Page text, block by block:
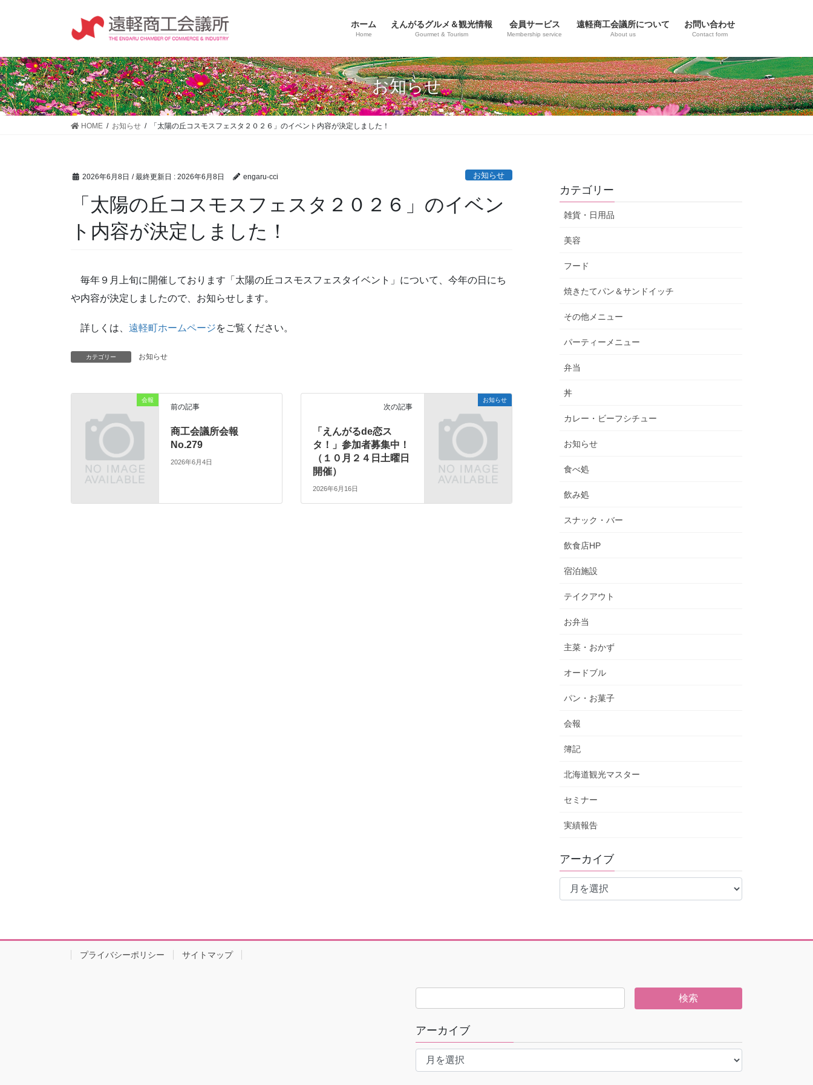
ツ
に
移
動
シ
ョ
ン
に
ホーム
Home
えんがるグルメ＆観光情報
Gourmet & Tourism
会員サービス
Membership service
遠軽商工会議所について
About us
お問い合わせ
Contact form
お知らせ
HOME お知らせ 「太陽の丘コスモスフェスタ２０２６」のイベント内容が決定しました！
2026年6月8日 / 最終更新日 : 2026年6月8日 engaru-cci お知らせ
「太陽の丘コスモスフェスタ２０２６」のイベン
ト内容が決定しました！
毎年９月上旬に開催しております「太陽の丘コスモスフェスタイベント」について、今年の日にち
や内容が決定しましたので、お知らせします。
詳しくは、 遠軽町ホームページをご覧ください。
カテゴリー お知らせ
会報
前の記事
商工会議所会報
No.279
2026年6月4日
お知らせ
次の記事
「えんがるde恋ス
タ！」参加者募集中！
（１０月２４日土曜日
開催）
2026年6月16日
カテゴリー
雑貨・日用品
美容
フード
焼きたてパン＆サンドイッチ
その他メニュー
パーティーメニュー
弁当
丼
カレー・ビーフシチュー
お知らせ
食べ処
飲み処
スナック・バー
飲食店HP
宿泊施設
テイクアウト
お弁当
主菜・おかず
オードブル
パン・お菓子
会報
簿記
北海道観光マスター
セミナー
実績報告
アーカイブ
ア
プライバシーポリシー サイトマップ
アーカイブ
ア